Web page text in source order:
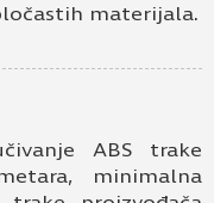
materijala.
ABS trake
minimalna